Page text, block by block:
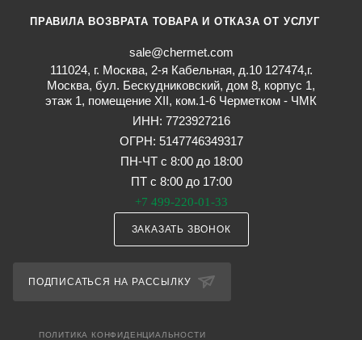
ПРАВИЛА ВОЗВРАТА ТОВАРА И ОТКАЗА ОТ УСЛУГ
sale@chermet.com
111024, г. Москва, 2-я Кабельная, д.10 127474,г.
Москва, бул. Бескудниковский, дом 8, корпус 1,
этаж 1, помещение XII, ком.1-6 Черметком - ЧМК
ИНН: 7723927216
ОГРН: 5147746349317
ПН-ЧТ с 8:00 до 18:00
ПТ с 8:00 до 17:00
+7 499-220-01-33
ЗАКАЗАТЬ ЗВОНОК
ПОДПИСАТЬСЯ НА РАССЫЛКУ
ПОЛИТИКА КОНФИДЕНЦИАЛЬНОСТИ